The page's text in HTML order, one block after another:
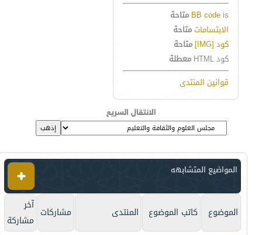
BB code is
متاحة
الابتساماتمتاحة
كود [IMG]
متاحة
كود HTML
معطلة
قوانين المنتدى
الانتقال السريع
المواضيع المتشابهه
الموضوع كاتب الموضوع المنتدى مشاركات آخر
مشاركة